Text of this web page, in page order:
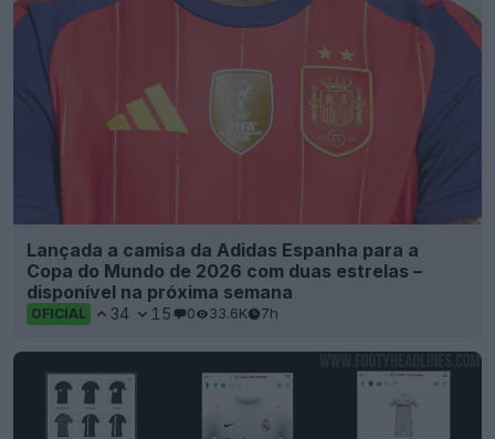
Lançada a camisa da Adidas Espanha para a
Copa do Mundo de 2026 com duas estrelas –
disponível na próxima semana
OFICIAL 34 15 0 33.6K 7h